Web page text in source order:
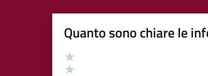
Quanto sono chiare le
Valutazione